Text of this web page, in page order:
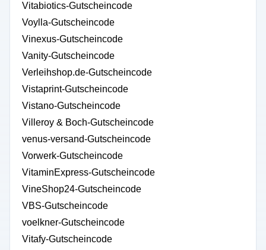
Vitabiotics-Gutscheincode
Voylla-Gutscheincode
Vinexus-Gutscheincode
Vanity-Gutscheincode
Verleihshop.de-Gutscheincode
Vistaprint-Gutscheincode
Vistano-Gutscheincode
Villeroy & Boch-Gutscheincode
venus-versand-Gutscheincode
Vorwerk-Gutscheincode
VitaminExpress-Gutscheincode
VineShop24-Gutscheincode
VBS-Gutscheincode
voelkner-Gutscheincode
Vitafy-Gutscheincode